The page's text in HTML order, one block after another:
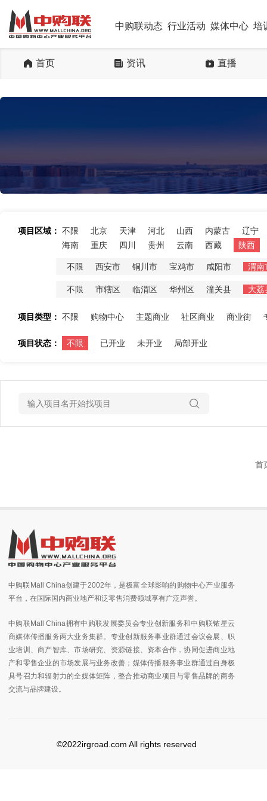
中购联动态 行业活动 媒体中心 培
首页 资讯 直播
项目区域： 不限 北京 天津 河北 山西 内蒙古
辽宁
海南
重庆 四川 贵州 云南 西藏 陕西
不限 西安市 铜川市 宝鸡市 咸阳市 渭南
不限 市辖区 临渭区 华州区 潼关县 大荔
项目类型： 不限 购物中心 主题商业 社区商业 商业街
项目状态： 不限 已开业 未开业 局部开业
首
中购联Mall China创建于2002年，是极富全球影响的购物中心产业服务
平台，在国际国内商业地产和泛零售消费领域享有广泛声誉。
中购联Mall China拥有中购联发展委员会专业创新服务和中购联铱星云
商媒体传播服务两大业务集群。专业创新服务事业群通过会议会展、职
业培训、商产智库、市场研究、资源链接、资本合作，协同促进商业地
产和零售企业的市场发展与业务改善；媒体传播服务事业群通过自身极
具号召力和辐射力的全媒体矩阵，整合推动商业项目与零售品牌的商务
交流与品牌建设。
©2022irgroad.com All rights reserved